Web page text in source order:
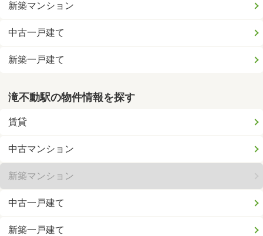
新築マンション
中古一戸建て
新築一戸建て
滝不動駅の物件情報を探す
賃貸
中古マンション
新築マンション
中古一戸建て
新築一戸建て